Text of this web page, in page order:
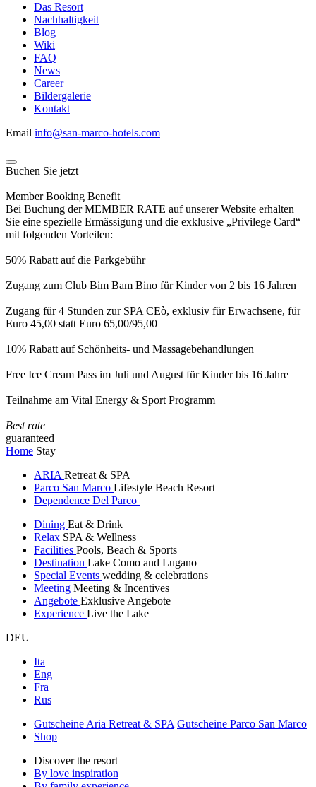
Das Resort
Nachhaltigkeit
Blog
Wiki
FAQ
News
Career
Bildergalerie
Kontakt
Email info@san-marco-hotels.com
Buchen Sie jetzt
Member Booking Benefit
Bei Buchung der MEMBER RATE auf unserer Website erhalten
Sie eine spezielle Ermässigung und die exklusive „Privilege Card“
mit folgenden Vorteilen:
50% Rabatt auf die Parkgebühr
Zugang zum Club Bim Bam Bino für Kinder von 2 bis 16 Jahren
Zugang für 4 Stunden zur SPA CEò, exklusiv für Erwachsene, für
Euro 45,00 statt Euro 65,00/95,00
10% Rabatt auf Schönheits- und Massagebehandlungen
Free Ice Cream Pass im Juli und August für Kinder bis 16 Jahre
Teilnahme am Vital Energy & Sport Programm
Best rate
guaranteed
Home Stay
ARIA Retreat & SPA
Parco San Marco Lifestyle Beach Resort
Dependence Del Parco
Dining Eat & Drink
Relax SPA & Wellness
Facilities Pools, Beach & Sports
Destination Lake Como and Lugano
Special Events wedding & celebrations
Meeting Meeting & Incentives
Angebote Exklusive Angebote
Experience Live the Lake
DEU
Ita
Eng
Fra
Rus
Gutscheine Aria Retreat & SPA Gutscheine Parco San Marco
Shop
Discover the resort
By love inspiration